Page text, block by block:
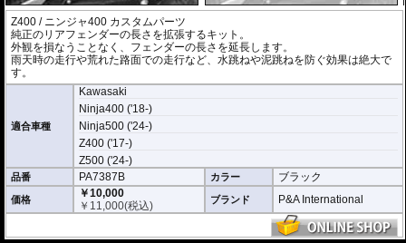
Z400 / ニンジャ400 カスタムパーツ
純正のリアフェンダーの長さを拡張するキット。
外観を損なうことなく、フェンダーの長さを延長します。
雨天時の走行や荒れた路面での走行など、水跳ねや泥跳ねを防ぐ効果は絶大で
す。
適合車種
Kawasaki
Ninja400 ('18-)
Ninja500 ('24-)
Z400 ('17-)
Z500 ('24-)
品番 PA7387B カラー ブラック
価格
￥10,000
￥ 11,000(税込) ブランド P&A International